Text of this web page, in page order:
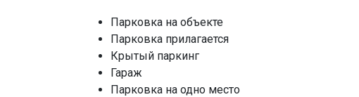
Выход к воде
Кондиционеры
Последние изменения
Парковка на объекте
Парковка прилагается
Крытый паркинг
Гараж
Парковка на одно место